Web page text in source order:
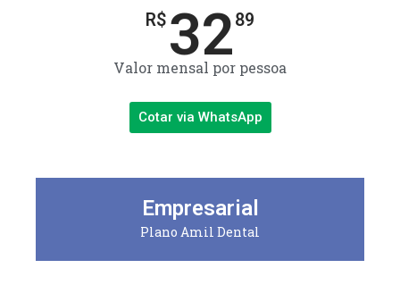
R$ 3289
Valor mensal por pessoa
Cotar via WhatsApp
Empresarial
Plano Amil Dental